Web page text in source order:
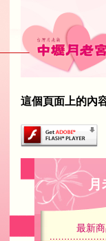
這個頁面上的內
最新